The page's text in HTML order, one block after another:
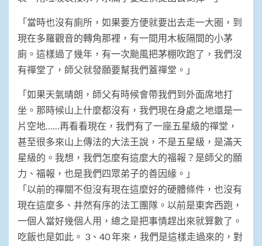
「當時也沒有廁所，如果要方便就要出去走一大圈，到
現在多羅觀音的轉角那裡，有一間用木板隔間的小茅
廁。這樣過了幾年，有一次颱風把茅棚吹跑了，我們沒
有禪堂了，師父就發願要幫我們蓋禪堂。」
「如果天氣晴朗，師父有時候會帶我們到外面席地打
坐。那時候山上什麼都沒有，我們現在身處之地還是一
片空地……再看看現在，我們有了一座五星級的禪堂，
甚至很多來山上傳法的大法王說，不是五星級，是滿天
星級的。我想，我們怎麼有這麼大的福報？是師父的願
力、福報，也是我們四眾弟子的善因緣。」
「以前的禪關不但沒有現在這麼好的硬體條件，也沒有
現在這麼多、井然有序的法工團隊。以前是東奔西跑，
一個人當好幾個人用，總之是把事情趕出來就算數了。
吃飯也是如此。 3、40 年來，我們是這樣走過來的，對